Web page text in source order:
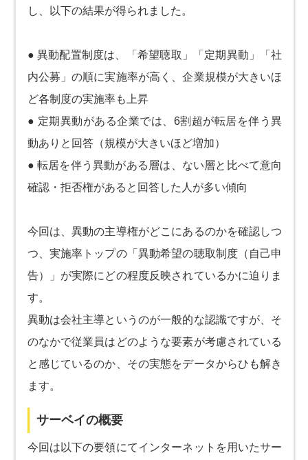
し、以下の結果が得られました。
● 異動配置制度は、「希望聴取」「定期異動」「社
内公募」の順に実施率が高く、企業規模が大きいほ
ど各制度の実施率も上昇
● 定期異動がある企業では、6割超が転居を伴う異
動ありと回答（規模が大きいほど増加）
● 転居を伴う異動がある層は、ない層と比べて意向
確認・拒否権があると回答した人が多い傾向
今回は、異動の主導権がどこにあるのかを確認しつ
つ、実施率トップの「異動希望の聴取制度（自己申
告）」が実際にどの程度反映されているかに迫りま
す。
異動は会社主導というのが一般的な認識ですが、そ
のなかで従業員はどのような要素が考慮されている
と感じているのか、その実態をデータからひも解き
ます。
サーベイの概要
今回は以下の要領にてインターネットを用いたサー